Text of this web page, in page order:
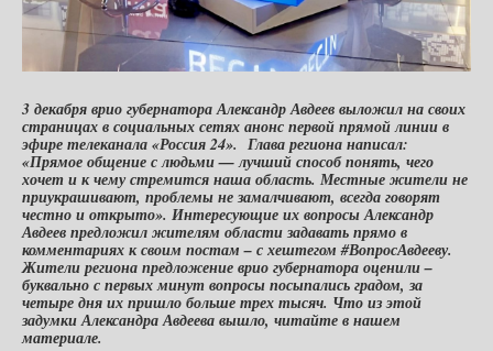
3 декабря врио губернатора Александр Авдеев выложил на своих
страницах в социальных сетях анонс первой прямой линии в
эфире телеканала «Россия 24». Глава региона написал:
«Прямое общение с людьми — лучший способ понять, чего
хочет и к чему стремится наша область. Местные жители не
приукрашивают, проблемы не замалчивают, всегда говорят
честно и открыто». Интересующие их вопросы Александр
Авдеев предложил жителям области задавать прямо в
комментариях к своим постам – с хештегом #ВопросАвдееву.
Жители региона предложение врио губернатора оценили –
буквально с первых минут вопросы посыпались градом, за
четыре дня их пришло больше трех тысяч. Что из этой
задумки Александра Авдеева вышло, читайте в нашем
материале.